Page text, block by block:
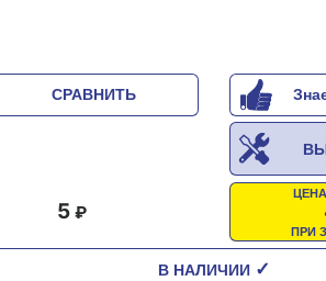
СРАВНИТЬ
ПРИ
5
В НАЛИЧИИ ✓